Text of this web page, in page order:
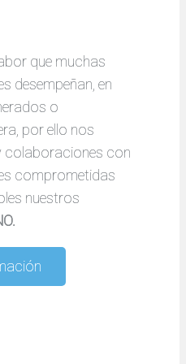
que muchas
desempeñan, en
o
por ello nos
colaboraciones con
comprometidas
nuestros